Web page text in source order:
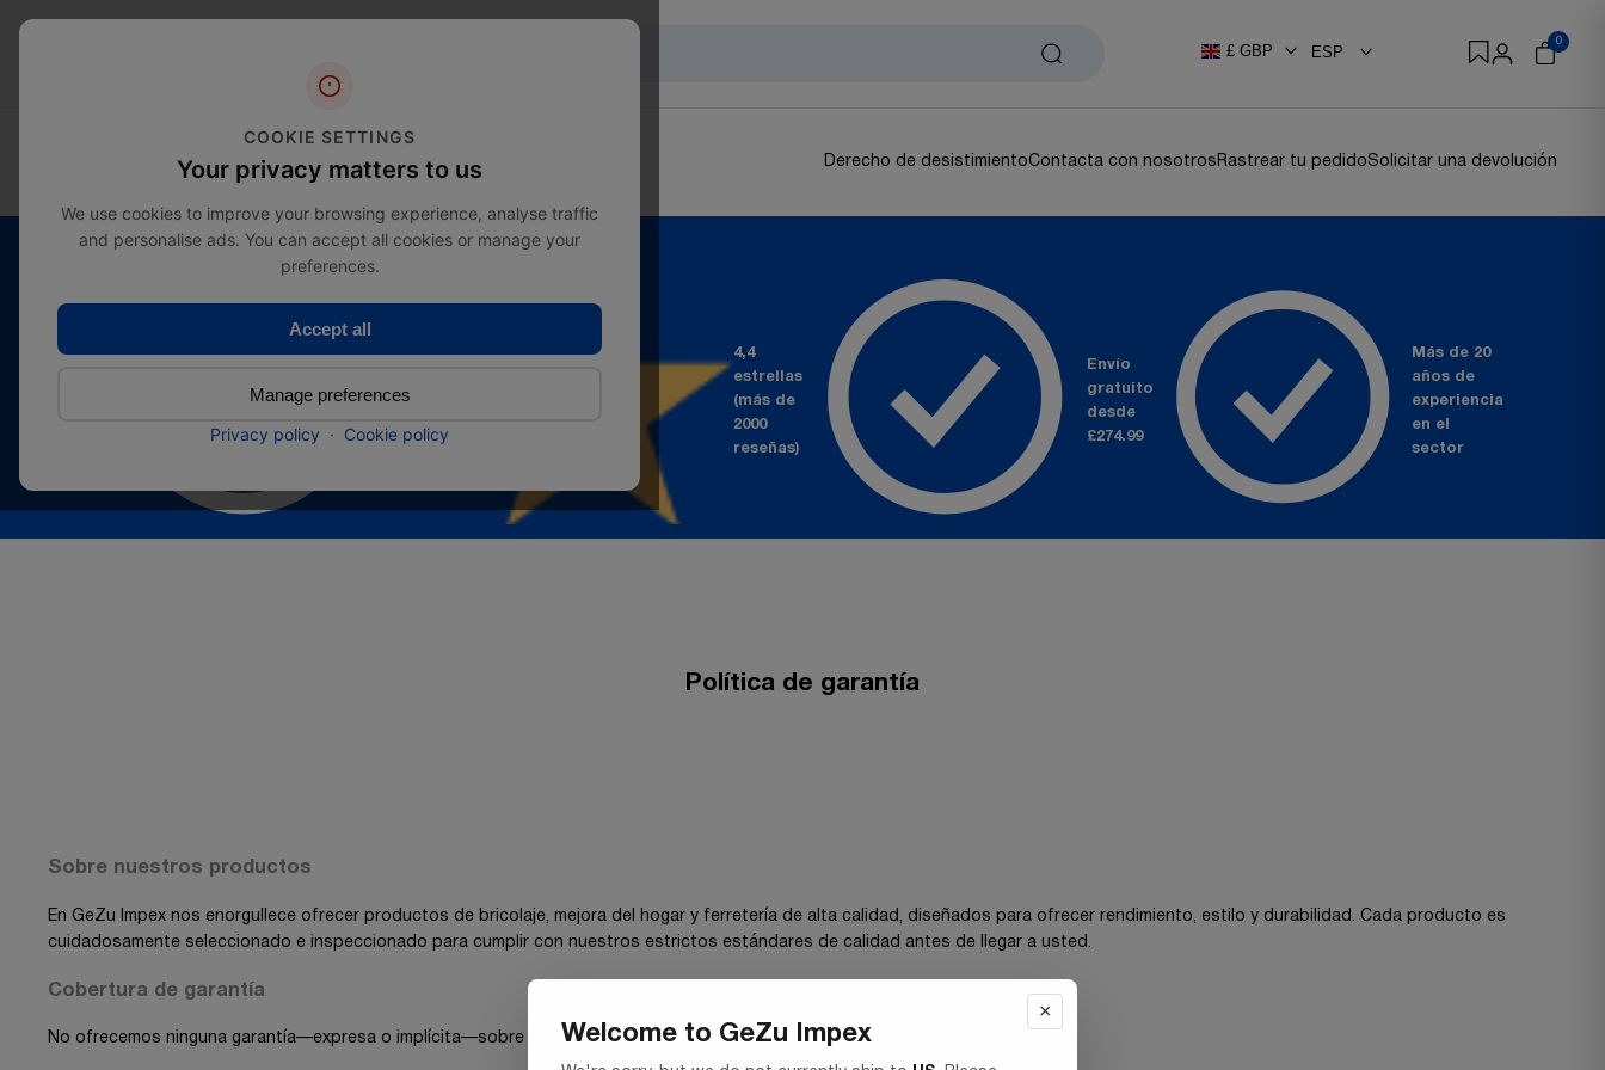
£ GBP ESP
0
EXPLORAR CATEGORÍAS SALE Derecho de desistimientoContacta con nosotros Rastrear tu pedidoSolicitar una devolución
Calidad
4,4
estrellas
(más de
2000
reseñas)
Envío
gratuito
desde
£274.99
Más de 20
años de
experiencia
en el
sector
Política de garantía
Sobre nuestros productos
En GeZu Impex nos enorgullece ofrecer productos de bricolaje, mejora del hogar y ferretería de alta calidad, diseñados para ofrecer rendimiento, estilo y durabilidad. Cada producto es
cuidadosamente seleccionado e inspeccionado para cumplir con nuestros estrictos estándares de calidad antes de llegar a usted.
Cobertura de garantía
No ofrecemos ninguna garantía—expresa o implícita—sobre nuestros productos. Esto significa que:
×
Welcome to GeZu Impex
COOKIE SETTINGS
Your privacy matters to us
We use cookies to improve your browsing experience, analyse traffic
and personalise ads. You can accept all cookies or manage your
preferences.
Accept all
Manage preferences
Privacy policy · Cookie policy